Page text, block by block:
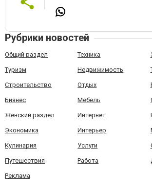
Рубрики новостей
Общий раздел Техника
Туризм Недвижимость
Строительство Отдых
Бизнес Мебель
Женский раздел Интернет
Экономика Интерьер
Кулинария Услуги
Путешествия Работа
Реклама